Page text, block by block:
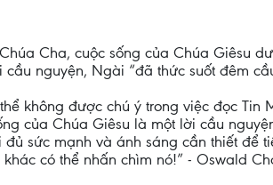
Cha, cuộc sống của Chúa Giêsu
nguyện, Ngài “đã thức suốt đêm
không được chú ý trong việc đọc
của Chúa Giêsu là một lời cầu
đủ sức mạnh và ánh sáng cần thiết
có thể nhấn chìm nó!” - Oswald